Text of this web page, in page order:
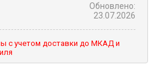
Обновлено:
23.07.2026
с учетом доставки до МКАД и